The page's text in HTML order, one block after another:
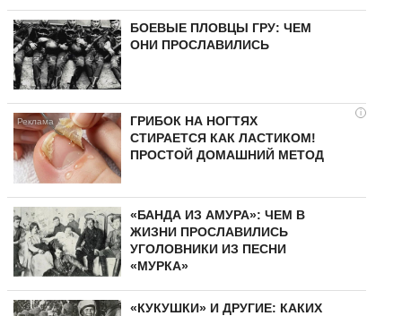
БОЕВЫЕ ПЛОВЦЫ ГРУ: ЧЕМ
ОНИ ПРОСЛАВИЛИСЬ
i
ГРИБОК НА НОГТЯХ
СТИРАЕТСЯ КАК ЛАСТИКОМ!
ПРОСТОЙ ДОМАШНИЙ МЕТОД
«БАНДА ИЗ АМУРА»: ЧЕМ В
ЖИЗНИ ПРОСЛАВИЛИСЬ
УГОЛОВНИКИ ИЗ ПЕСНИ
«МУРКА»
«КУКУШКИ» И ДРУГИЕ: КАКИХ